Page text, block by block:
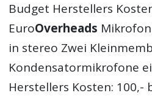
Budget Herstellers
EuroOverheads
in stereo Zwei
Kondensatormikrofone
Herstellers Kosten: 100,-